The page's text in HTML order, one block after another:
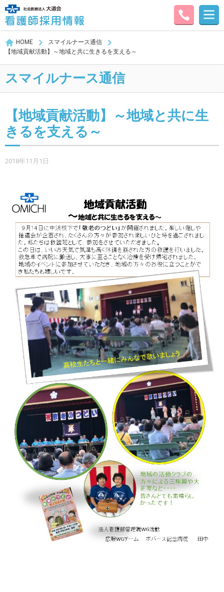
HOME
スマイルナース通信
【地域貢献活動】～地域と共に生きるを支える～
スマイルナース通信
【地域貢献活動】～地域と共に生
きるを支える～
2018年11月1日